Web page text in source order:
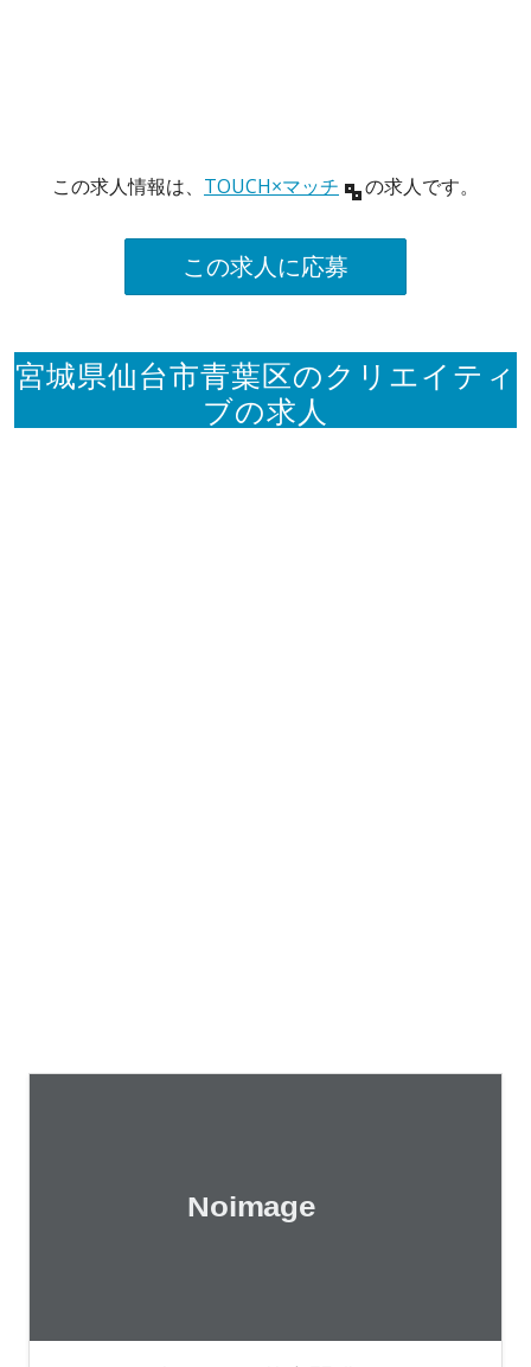
この求人情報は、 TOUCH×マッチ の求人です。
この求人に応募
宮城県仙台市青葉区のクリエイティ
ブの求人